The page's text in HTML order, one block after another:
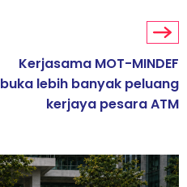
Kerjasama MOT-MINDEF
buka lebih banyak peluang
kerjaya pesara ATM